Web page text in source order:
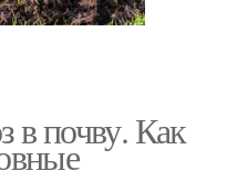
в почву. Как